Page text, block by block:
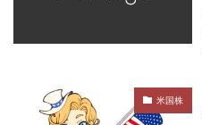
米国株